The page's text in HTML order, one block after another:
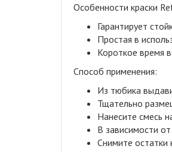
Особенности краски
Гарантирует
Простая в
Короткое время
Способ применения:
Из тюбика
Тщательно
Нанесите смесь
В зависимости
Снимите